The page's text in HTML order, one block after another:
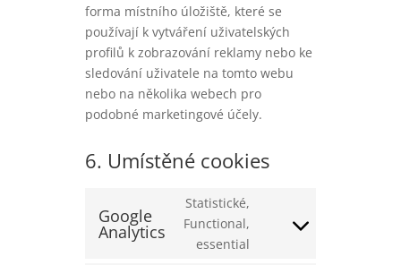
forma místního úložiště, které se
používají k vytváření uživatelských
profilů k zobrazování reklamy nebo ke
sledování uživatele na tomto webu
nebo na několika webech pro
podobné marketingové účely.
6. Umístěné cookies
Google
Analytics
Statistické,
Functional,
essential
Consent